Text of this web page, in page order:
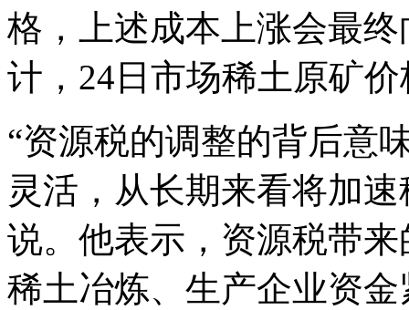
格，上述成本上涨会最
计，24日市场稀土原矿
“资源税的调整的背后意
灵活，从长期来看将加
说。他表示，资源税带
稀土冶炼、生产企业资